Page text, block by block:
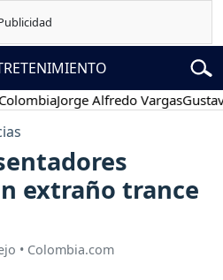
Jorge Alfredo VargasGustavo
extraño trance
• Colombia.com